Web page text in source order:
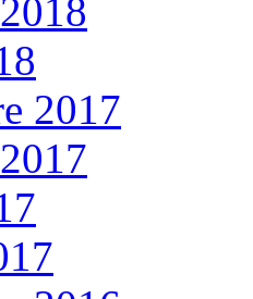
2017